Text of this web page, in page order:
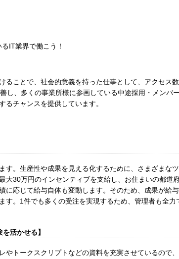
IT業界で働こう！
ることで、社会的意義を持った仕事として、アクセス
し、多くの事業所様に参画している中途採用・メンバー
るチャンスを提供しています。
す。生産性や成果を見える化するために、さまざまな
大30万円のインセンティブを支給し、お住まいの都道
に応じて給与自体も変動します。そのため、成果が給与
す。1件でも多くの受注を実現するため、管理者も全力
活かせる】
やトークスクリプトなどの資料を充実させているので